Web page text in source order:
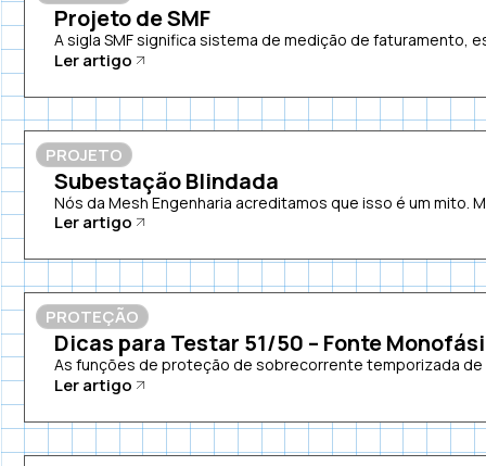
Projeto de SMF
A sigla SMF significa sistema de medição de faturamento,
Ler artigo
PROJETO
Subestação Blindada
Nós da Mesh Engenharia acreditamos que isso é um mito.
Ler artigo
PROTEÇÃO
Dicas para Testar 51/50 – Fonte
As funções de proteção de sobrecorrente temporizada de
Ler artigo